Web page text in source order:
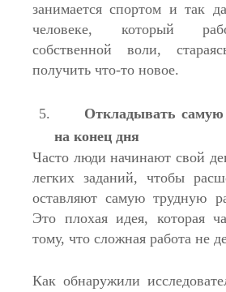
занимается спортом и так
человеке, который
собственной воли,
получить что-то новое.
Откладывать самую
на конец дня
Часто люди начинают свой
легких заданий, чтобы
оставляют самую трудную
Это плохая идея, которая
тому, что сложная работа не
Как обнаружили